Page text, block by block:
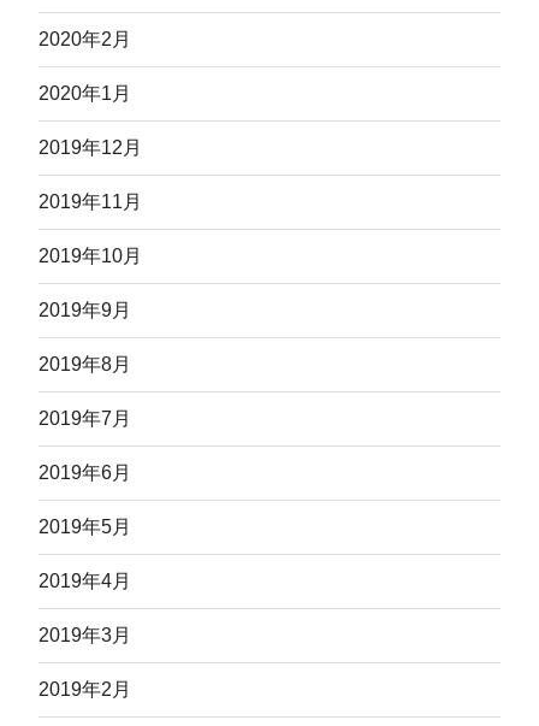
2020年2月
2020年1月
2019年12月
2019年11月
2019年10月
2019年9月
2019年8月
2019年7月
2019年6月
2019年5月
2019年4月
2019年3月
2019年2月